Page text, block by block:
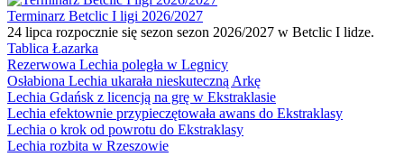
Terminarz Betclic I ligi 2026/2027
24 lipca rozpocznie się sezon sezon 2026/2027 w Betclic I lidze.
Tablica Łazarka
Rezerwowa Lechia poległa w Legnicy
Osłabiona Lechia ukarała nieskuteczną Arkę
Lechia Gdańsk z licencją na grę w Ekstraklasie
Lechia efektownie przypieczętowała awans do Ekstraklasy
Lechia o krok od powrotu do Ekstraklasy
Lechia rozbita w Rzeszowie